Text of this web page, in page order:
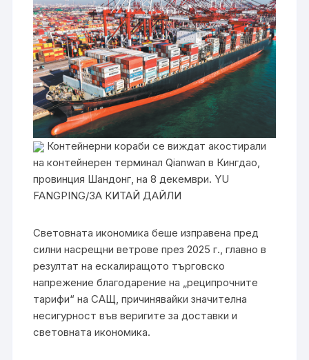
Контейнерни кораби се виждат акостирали
на контейнерен терминал Qianwan в Кингдао,
провинция Шандонг, на 8 декември. YU
FANGPING/ЗА КИТАЙ ДАЙЛИ
Световната икономика беше изправена пред
силни насрещни ветрове през 2025 г., главно в
резултат на ескалиращото търговско
напрежение благодарение на „реципрочните
тарифи“ на САЩ, причинявайки значителна
несигурност във веригите за доставки и
световната икономика.